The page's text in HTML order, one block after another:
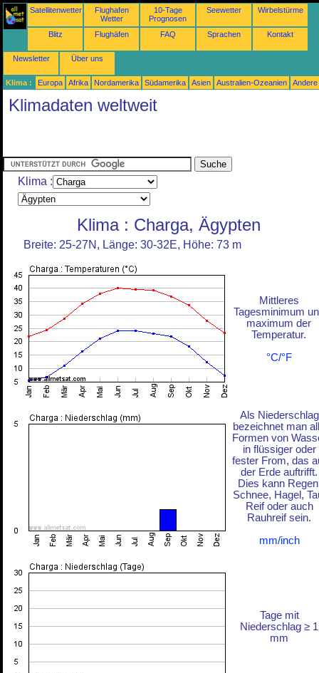
Satellitenwetter
Flughafen
Wetter
10-Tage
Prognosen
Seewetter Wirbelstürme
Blitz Flughäfen FAQ Sprachen Kontakt
Newsletter Über uns
Klima : Europa Afrika Nordamerika Südamerika Asien Australien-Ozeanien Andere
Klimadaten weltweit
Klima :
Klima : Charga, Ägypten
Breite: 25-27N, Länge: 30-32E, Höhe: 73 m
Mittleres
Tagesminimum
maximum der
Temperatur.
°C/°F
Als Niederschlag
bezeichnet man
Formen von
in flüssiger oder
fester From, das
der Erde auftrifft.
Dies kann
Schnee, Hagel,
Reif oder auch
Rauhreif sein.
mm/inch
Tage mit
Niederschlag ≥ 1
mm